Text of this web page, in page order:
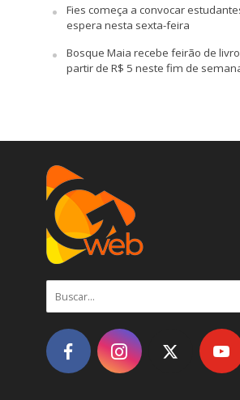
Fies começa a convocar
espera nesta sexta-feira
Bosque Maia recebe feirão de
partir de R$ 5 neste fim de